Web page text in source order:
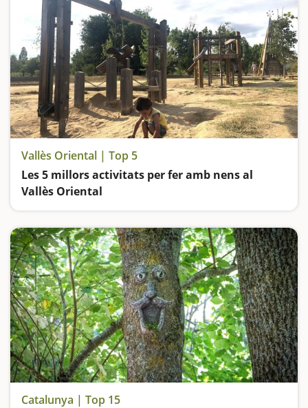
Vallès Oriental | Top 5
Les 5 millors activitats per fer amb nens al
Vallès Oriental
Catalunya | Top 15